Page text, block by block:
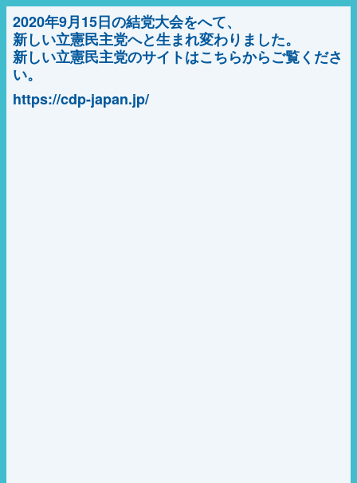
2020年9月15日の結党大会をへて、
新しい立憲民主党へと生まれ変わりました。
新しい立憲民主党のサイトはこちらからご覧くださ
い。
https://cdp-japan.jp/